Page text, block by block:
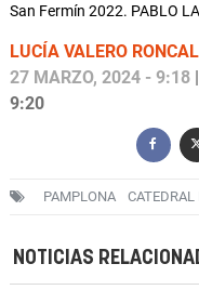
San Fermín 2022. PABLO
LUCÍA VALERO RONCAL
27 MARZO, 2024 - 9:18
9:20
PAMPLONA
NOTICIAS